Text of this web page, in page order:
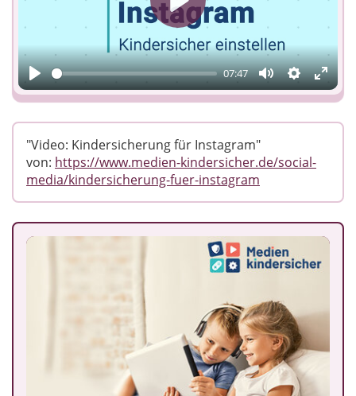
Play
07:47
Mute
Enter
Play
"Video: Kindersicherung für Instagram"
von: https://www.medien-kindersicher.de/social-
media/kindersicherung-fuer-instagram